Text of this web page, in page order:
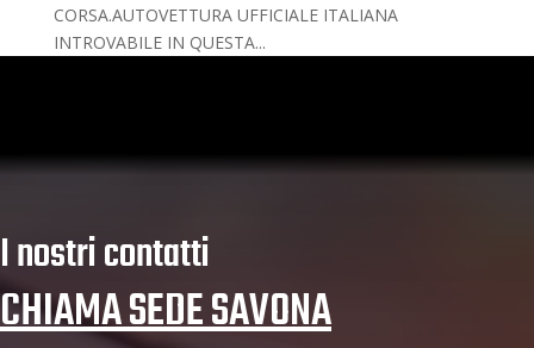
CORSA.AUTOVETTURA UFFICIALE ITALIANA
INTROVABILE IN QUESTA...
I nostri contatti
CHIAMA SEDE SAVONA